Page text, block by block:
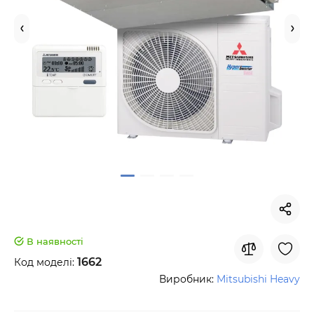
В наявності
Код моделі: 1662
Виробник: Mitsubishi Heavy